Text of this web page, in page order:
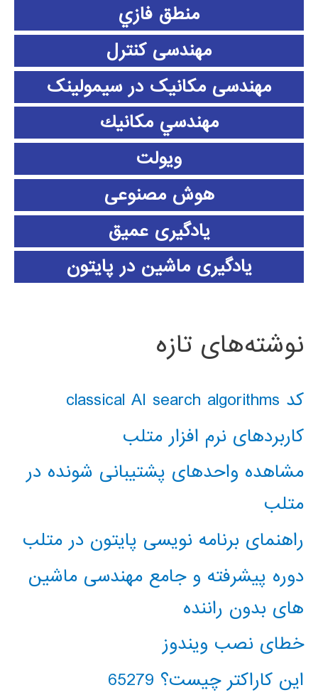
منطق فازي
مهندسی کنترل
مهندسی مکانیک در سیمولینک
مهندسي مكانيك
ویولت
هوش مصنوعی
یادگیری عمیق
یادگیری ماشین در پایتون
نوشته‌های تازه
کد classical AI search algorithms
کاربردهای نرم افزار متلب
مشاهده واحدهای پشتیبانی شونده در
متلب
راهنمای برنامه نویسی پایتون در متلب
دوره پیشرفته و جامع مهندسی ماشین
های بدون راننده
خطای نصب ویندوز
این کاراکتر چیست؟ 65279